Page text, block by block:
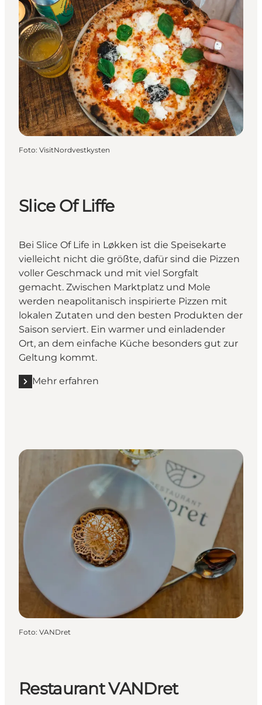
Foto: VisitNordvestkysten
Slice Of Liffe
Bei Slice Of Life in Løkken ist die Speisekarte
vielleicht nicht die größte, dafür sind die Pizzen
voller Geschmack und mit viel Sorgfalt
gemacht. Zwischen Marktplatz und Mole
werden neapolitanisch inspirierte Pizzen mit
lokalen Zutaten und den besten Produkten der
Saison serviert. Ein warmer und einladender
Ort, an dem einfache Küche besonders gut zur
Geltung kommt.
Mehr erfahren
Mehr erfahren "Slice Of Liffe"
Foto: VANDret
Restaurant VANDret